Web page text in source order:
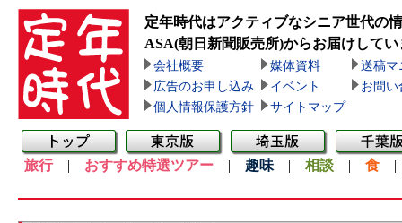
定年時代はアクティブなシニア世代の
ASA(朝日新聞販売所)からお届けしてい
会社概要 媒体資料
送稿マ
広告のお申し込み
イベント
お問い
個人情報保護方針
サイトマップ
旅行| おすすめ特選ツアー | 趣味 | 相談 | 食